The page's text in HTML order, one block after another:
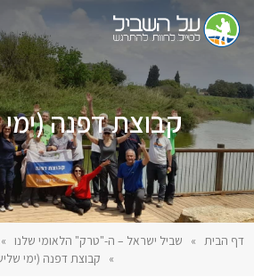
קבוצת דפנה
דף הבית » שביל ישראל – ה-"טרק" הלאומי שלנו »
» קבוצת דפנה (ימי